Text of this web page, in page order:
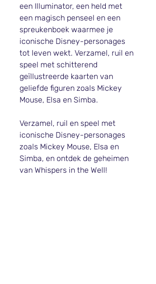
een Illuminator, een held met
een magisch penseel en een
spreukenboek waarmee je
iconische Disney-personages
tot leven wekt. Verzamel, ruil en
speel met schitterend
geïllustreerde kaarten van
geliefde figuren zoals Mickey
Mouse, Elsa en Simba.
Verzamel, ruil en speel met
iconische Disney-personages
zoals Mickey Mouse, Elsa en
Simba, en ontdek de geheimen
van Whispers in the Well!